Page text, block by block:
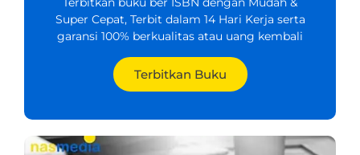
Super Cepat, Terbit dalam 14 Hari Kerja serta
garansi 100% berkualitas atau uang kembali
Terbitkan Buku